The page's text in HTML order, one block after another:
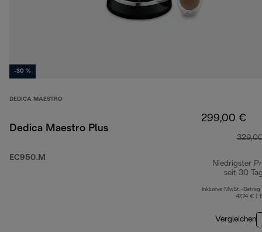
-30 %
DEDICA MAESTRO
Dedica Maestro Plus
EC950.M
299,00 €
Niedrigster
seit 30
Inklusive MwSt.-Betrag
47,74 € (
Vergleichen